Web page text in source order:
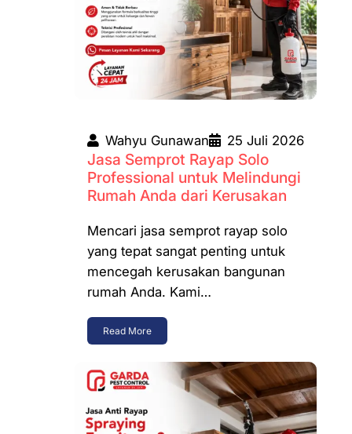
Wahyu Gunawan 25 Juli 2026
Jasa Semprot Rayap Solo
Professional untuk Melindungi
Rumah Anda dari Kerusakan
Mencari jasa semprot rayap solo
yang tepat sangat penting untuk
mencegah kerusakan bangunan
rumah Anda. Kami…
Read More